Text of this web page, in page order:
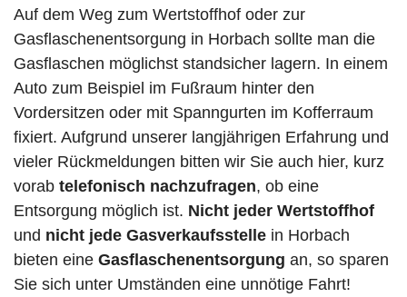
Auf dem Weg zum Wertstoffhof oder zur
Gasflaschenentsorgung in Horbach sollte man die
Gasflaschen möglichst standsicher lagern. In einem
Auto zum Beispiel im Fußraum hinter den
Vordersitzen oder mit Spanngurten im Kofferraum
fixiert. Aufgrund unserer langjährigen Erfahrung und
vieler Rückmeldungen bitten wir Sie auch hier, kurz
vorab telefonisch nachzufragen, ob eine
Entsorgung möglich ist. Nicht jeder Wertstoffhof
und nicht jede Gasverkaufsstelle in Horbach
bieten eine Gasflaschenentsorgung an, so sparen
Sie sich unter Umständen eine unnötige Fahrt!